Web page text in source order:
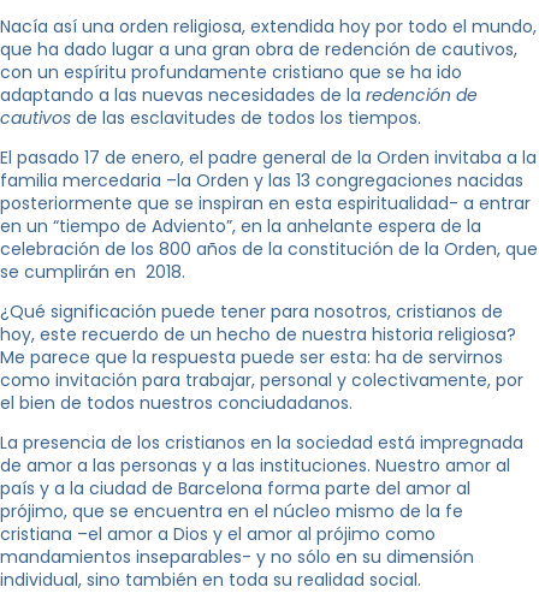
Nacía así una orden religiosa, extendida hoy por todo el mundo,
que ha dado lugar a una gran obra de redención de cautivos,
con un espíritu profundamente cristiano que se ha ido
adaptando a las nuevas necesidades de la redención de
cautivos de las esclavitudes de todos los tiempos.
El pasado 17 de enero, el padre general de la Orden invitaba a la
familia mercedaria –la Orden y las 13 congregaciones nacidas
posteriormente que se inspiran en esta espiritualidad- a entrar
en un “tiempo de Adviento”, en la anhelante espera de la
celebración de los 800 años de la constitución de la Orden, que
se cumplirán en 2018.
¿Qué significación puede tener para nosotros, cristianos de
hoy, este recuerdo de un hecho de nuestra historia religiosa?
Me parece que la respuesta puede ser esta: ha de servirnos
como invitación para trabajar, personal y colectivamente, por
el bien de todos nuestros conciudadanos.
La presencia de los cristianos en la sociedad está impregnada
de amor a las personas y a las instituciones. Nuestro amor al
país y a la ciudad de Barcelona forma parte del amor al
prójimo, que se encuentra en el núcleo mismo de la fe
cristiana –el amor a Dios y el amor al prójimo como
mandamientos inseparables- y no sólo en su dimensión
individual, sino también en toda su realidad social.